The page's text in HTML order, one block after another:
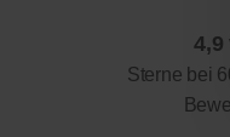
4,9
Sterne bei